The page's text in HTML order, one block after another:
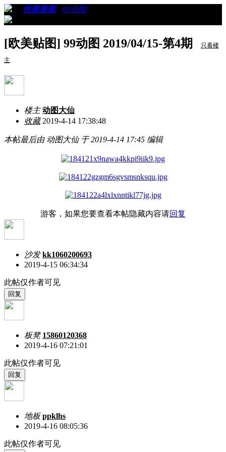
性图美图 99动图
[欧美贴图] 99动图 2019/04/15-第4期 只看楼
主
楼主 动图大仙
收藏2019-4-14 17:38:48
本帖最后由 动图大仙 于 2019-4-14 17:45 编辑
游客，如果您要查看本帖隐藏内容请回复
沙发 kk1060200693
2019-4-15 06:34:34
此帖仅作者可见
板凳 15860120368
2019-4-16 07:21:01
此帖仅作者可见
地板 ppklhs
2019-4-16 08:05:36
此帖仅作者可见